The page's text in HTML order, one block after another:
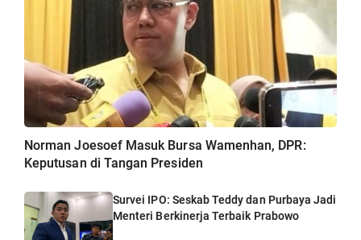
Norman Joesoef Masuk Bursa Wamenhan, DPR:
Keputusan di Tangan Presiden
Survei IPO: Seskab Teddy dan Purbaya Jadi
Menteri Berkinerja Terbaik Prabowo